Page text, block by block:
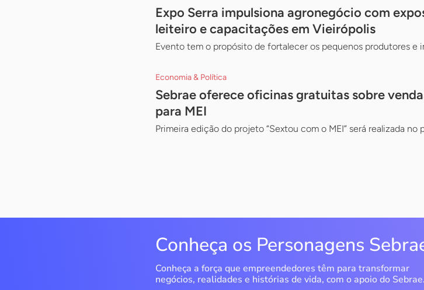
Expo Serra impulsiona agronegócio com
leiteiro e capacitações em Vieirópolis
Evento tem o propósito de fortalecer os pequenos produtores e
Economia & Política
Sebrae oferece oficinas gratuitas sobre
para MEI
Primeira edição do projeto “Sextou com o MEI” será realizada no
Conheça os Personagens
Conheça a força que empreendedores têm para transformar
negócios, realidades e histórias de vida, com o apoio do Sebrae.